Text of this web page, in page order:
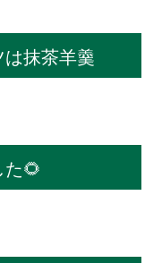
抹茶羊羹
🌻